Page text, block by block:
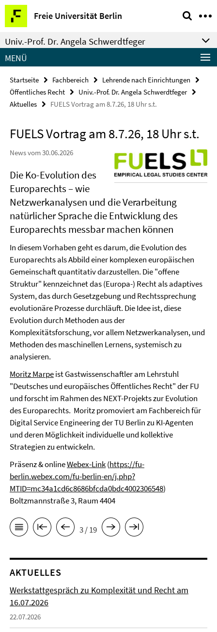
Springe
direkt
zu
Inhalt
Freie Universität Berlin
Service-
Navigation
Univ.-Prof. Dr. Angela Schwerdtfeger
MENÜ
Startseite Fachbereich
Lehrende nach Einrichtungen
Öffentliches Recht
Univ.-Prof. Dr. Angela Schwerdtfeger
Aktuelles
FUELS Vortrag am 8.7.26, 18 Uhr s.t.
FUELS Vortrag am 8.7.26, 18 Uhr s.t.
News vom 30.06.2026
Die Ko-Evolution des
Europarechts – wie
Netzwerkanalysen und die Verarbeitung
natürlicher Sprache die Entwicklung des
Europarechts messbar machen können
In diesem Vorhaben geht es darum, die Evolution des
Europarechts als Abbild einer komplexen europäischen
Gemeinschaft quantitativ darzustellen. Die "offene
Struktur" kennzeichnet das (Europa-) Recht als adaptives
System, das durch Gesetzgebung und Rechtssprechung
evolutionäre Prozesse durchläuft. Die Idee ist, diese
Evolution durch Methoden aus der
Komplexitätsforschung, vor allem Netzwerkanalysen, und
Methoden des maschinellen Lernens, systemisch zu
analysieren.
Moritz Marpeist Gastwissenschaftler am Lehrstuhl
"Deutsches und europäisches Öffentliches Recht" der FU
und forscht im Rahmen des NEXT-Projekts zur Evolution
des Europarechts. Moritz promoviert am Fachbereich für
Digital Service Engineering der TU Berlin zu KI-Agenten
und deren Möglichkeit individuelle und kollektive
Strategien zu entwickeln.
Präsenz & onlineWebex-Link(https://fu-
berlin.webex.com/fu-berlin-en/j.php?
MTID=mc34a1cd6c8686bfcda0bdc4002306548)
Boltzmannstraße 3, Raum 4404
3 / 19
AKTUELLES
Werkstattgespräch zu Komplexität und Recht am
16.07.2026
22.07.2026